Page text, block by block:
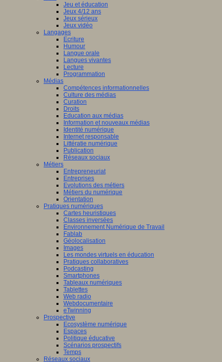
Jeu et éducation
Jeux 4/12 ans
Jeux sérieux
Jeux vidéo
Langages
Ecriture
Humour
Langue orale
Langues vivantes
Lecture
Programmation
Médias
Compétences informationnelles
Culture des médias
Curation
Droits
Education aux médias
Information et nouveaux médias
Identité numérique
Internet responsable
Littératie numérique
Publication
Réseaux sociaux
Métiers
Entrepreneuriat
Entreprises
Evolutions des métiers
Métiers du numérique
Orientation
Pratiques numériques
Cartes heuristiques
Classes inversées
Environnement Numérique de Travail
Fablab
Géolocalisation
Images
Les mondes virtuels en éducation
Pratiques collaboratives
Podcasting
Smartphones
Tableaux numériques
Tablettes
Web radio
Webdocumentaire
eTwinning
Prospective
Ecosystème numérique
Espaces
Politique éducative
Scénarios prospectifs
Temps
Réseaux sociaux